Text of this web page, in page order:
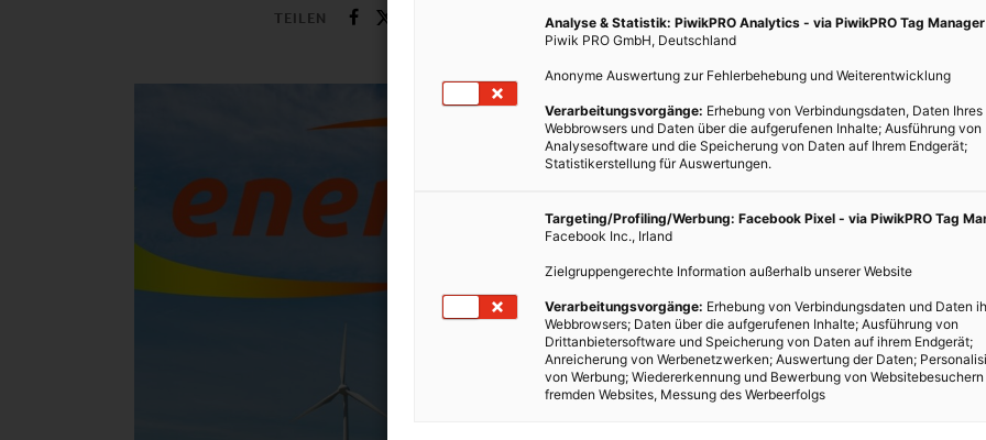
TEILEN TEILEN
Analyse & Statistik: PiwikPRO Analytics - via PiwikPRO Tag Manager
Piwik PRO GmbH, Deutschland
Anonyme Auswertung zur Fehlerbehebung und Weiterentwicklung
Verarbeitungsvorgänge: Erhebung von Verbindungsdaten, Daten Ihres
Webbrowsers und Daten über die aufgerufenen Inhalte; Ausführung von
Analysesoftware und die Speicherung von Daten auf Ihrem Endgerät;
Statistikerstellung für Auswertungen.
Targeting/Profiling/Werbung: Facebook Pixel - via PiwikPRO Tag
Facebook Inc., Irland
Zielgruppengerechte Information außerhalb unserer Website
Verarbeitungsvorgänge: Erhebung von Verbindungsdaten und Daten
Webbrowsers; Daten über die aufgerufenen Inhalte; Ausführung von
Drittanbietersoftware und Speicherung von Daten auf ihrem Endgerät;
Anreicherung von Werbenetzwerken; Auswertung der Daten;
von Werbung; Wiedererkennung und Bewerbung von
fremden Websites, Messung des Werbeerfolgs